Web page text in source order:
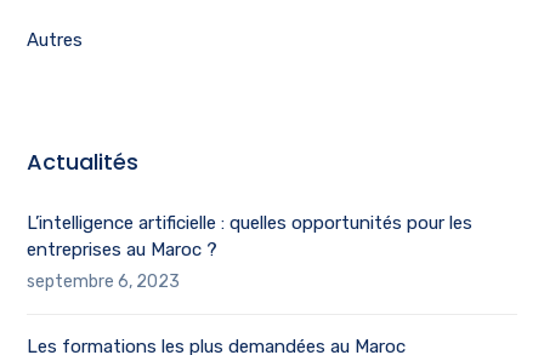
Autres
Actualités
L’intelligence artificielle : quelles opportunités pour les
entreprises au Maroc ?
septembre 6, 2023
Les formations les plus demandées au Maroc